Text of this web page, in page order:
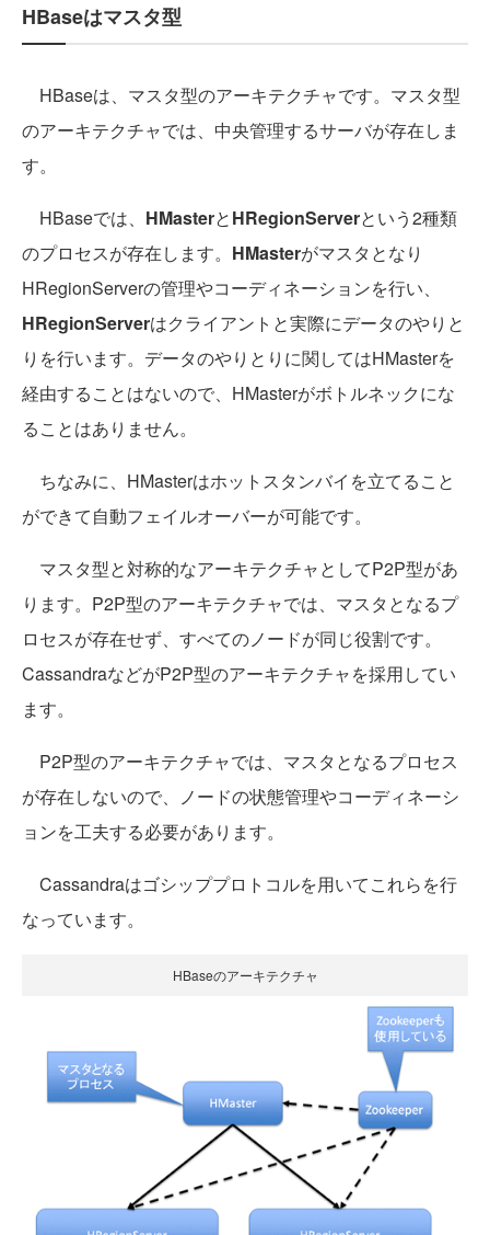
HBaseはマスタ型
HBaseは、マスタ型のアーキテクチャです。マスタ型
のアーキテクチャでは、中央管理するサーバが存在しま
す。
HBaseでは、 HMasterとHRegionServerという2種類
のプロセスが存在します。 HMasterがマスタとなり
HRegionServerの管理やコーディネーションを行い、
HRegionServerはクライアントと実際にデータのやりと
りを行います。データのやりとりに関してはHMasterを
経由することはないので、HMasterがボトルネックにな
ることはありません。
ちなみに、HMasterはホットスタンバイを立てること
ができて自動フェイルオーバーが可能です。
マスタ型と対称的なアーキテクチャとしてP2P型があ
ります。P2P型のアーキテクチャでは、マスタとなるプ
ロセスが存在せず、すべてのノードが同じ役割です。
CassandraなどがP2P型のアーキテクチャを採用してい
ます。
P2P型のアーキテクチャでは、マスタとなるプロセス
が存在しないので、ノードの状態管理やコーディネーシ
ョンを工夫する必要があります。
Cassandraはゴシッププロトコルを用いてこれらを行
なっています。
HBaseのアーキテクチャ